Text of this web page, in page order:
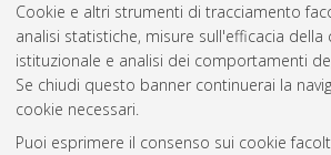
Cookie e altri strumenti di tracciamento
analisi statistiche, misure sull'efficacia della
istituzionale e analisi dei comportamenti
Se chiudi questo banner continuerai la
cookie necessari.
Puoi esprimere il consenso sui cookie
Atom
Rss 1.0
Rss 2.0